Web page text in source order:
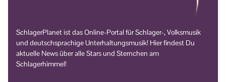
SchlagerPlanet ist das Online-Portal für Schlager-, Volksmusik
und deutschsprachige Unterhaltungsmusik! Hier findest Du
aktuelle News über alle Stars und Sternchen am
Schlagerhimmel!